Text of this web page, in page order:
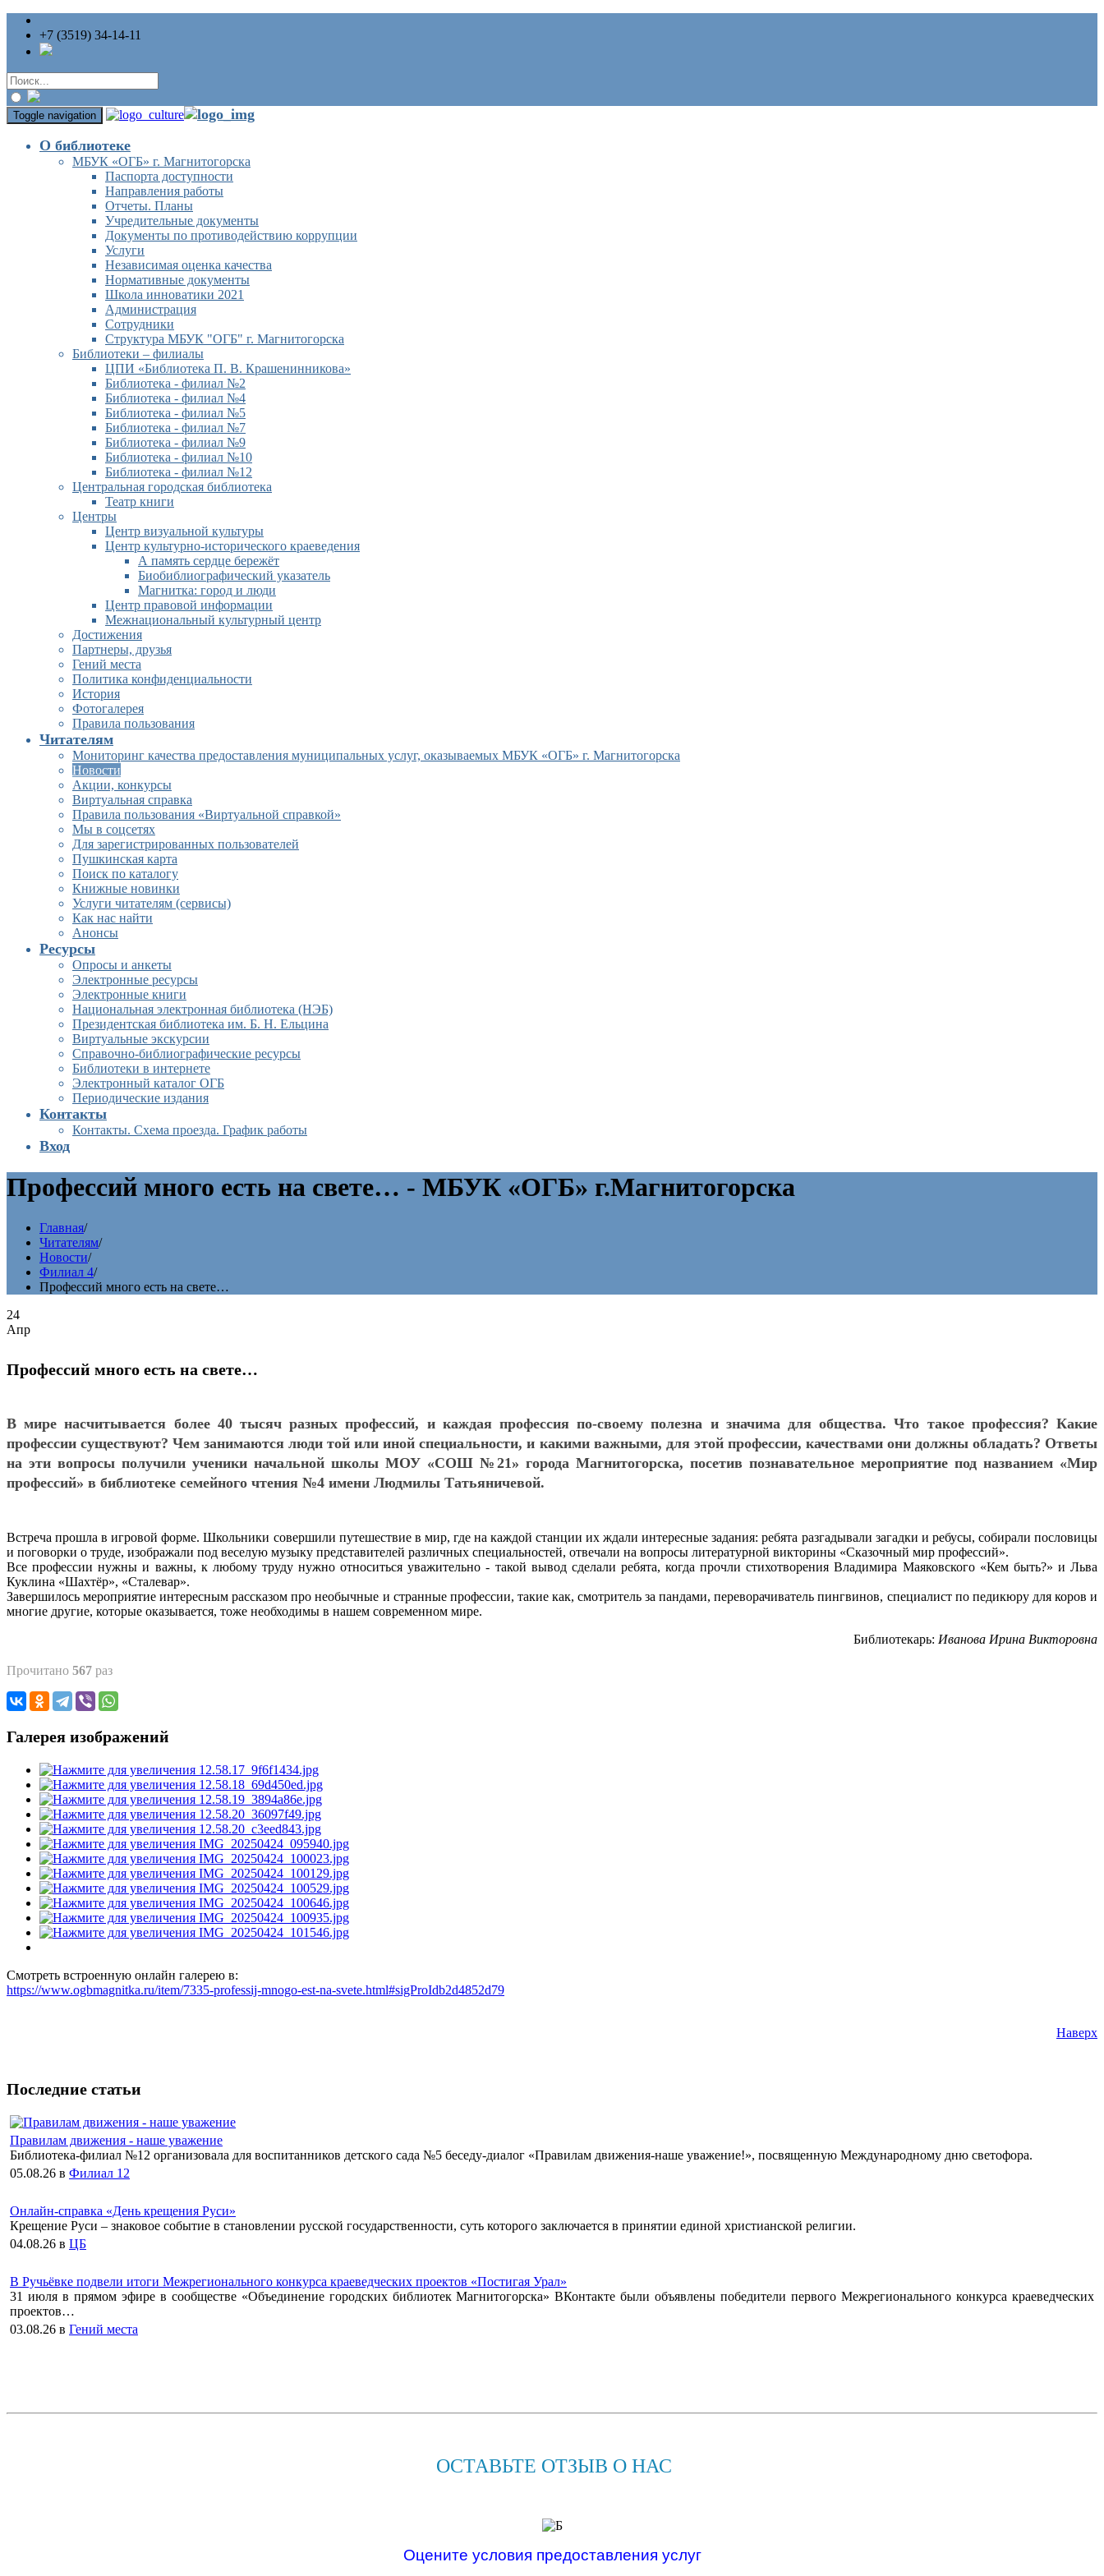
+7 (3519) 34-14-11
Toggle navigation
О библиотеке
МБУК «ОГБ» г. Магнитогорска
Паспорта доступности
Направления работы
Отчеты. Планы
Учредительные документы
Документы по противодействию коррупции
Услуги
Независимая оценка качества
Нормативные документы
Школа инноватики 2021
Администрация
Сотрудники
Структура МБУК "ОГБ" г. Магнитогорска
Библиотеки – филиалы
ЦПИ «Библиотека П. В. Крашенинникова»
Библиотека - филиал №2
Библиотека - филиал №4
Библиотека - филиал №5
Библиотека - филиал №7
Библиотека - филиал №9
Библиотека - филиал №10
Библиотека - филиал №12
Центральная городская библиотека
Театр книги
Центры
Центр визуальной культуры
Центр культурно-исторического краеведения
А память сердце бережёт
Биобиблиографический указатель
Магнитка: город и люди
Центр правовой информации
Межнациональный культурный центр
Достижения
Партнеры, друзья
Гений места
Политика конфиденциальности
История
Фотогалерея
Правила пользования
Читателям
Мониторинг качества предоставления муниципальных услуг, оказываемых МБУК «ОГБ» г. Магнитогорска
Новости
Акции, конкурсы
Виртуальная справка
Правила пользования «Виртуальной справкой»
Мы в соцсетях
Для зарегистрированных пользователей
Пушкинская карта
Поиск по каталогу
Книжные новинки
Услуги читателям (сервисы)
Как нас найти
Анонсы
Ресурсы
Опросы и анкеты
Электронные ресурсы
Электронные книги
Национальная электронная библиотека (НЭБ)
Президентская библиотека им. Б. Н. Ельцина
Виртуальные экскурсии
Справочно-библиографические ресурсы
Библиотеки в интернете
Электронный каталог ОГБ
Периодические издания
Контакты
Контакты. Схема проезда. График работы
Вход
Профессий много есть на свете… - МБУК «ОГБ» г.Магнитогорска
Главная/
Читателям/
Новости/
Филиал 4/
Профессий много есть на свете…
24
Апр
Профессий много есть на свете…
В мире насчитывается более 40 тысяч разных профессий, и каждая профессия по-своему полезна и значима для общества. Что такое профессия? Какие
профессии существуют? Чем занимаются люди той или иной специальности, и какими важными, для этой профессии, качествами они должны обладать? Ответы
на эти вопросы получили ученики начальной школы МОУ «СОШ №21» города Магнитогорска, посетив познавательное мероприятие под названием «Мир
профессий» в библиотеке семейного чтения №4 имени Людмилы Татьяничевой.
Встреча прошла в игровой форме. Школьники совершили путешествие в мир, где на каждой станции их ждали интересные задания: ребята разгадывали загадки и ребусы, собирали пословицы
и поговорки о труде, изображали под веселую музыку представителей различных специальностей, отвечали на вопросы литературной викторины «Сказочный мир профессий».
Все профессии нужны и важны, к любому труду нужно относиться уважительно - такой вывод сделали ребята, когда прочли стихотворения Владимира Маяковского «Кем быть?» и Льва
Куклина «Шахтёр», «Сталевар».
Завершилось мероприятие интересным рассказом про необычные и странные профессии, такие как, смотритель за пандами, переворачиватель пингвинов, специалист по педикюру для коров и
многие другие, которые оказывается, тоже необходимы в нашем современном мире.
Библиотекарь: Иванова Ирина Викторовна
Прочитано 567 раз
Галерея изображений
Смотреть встроенную онлайн галерею в:
https://www.ogbmagnitka.ru/item/7335-professij-mnogo-est-na-svete.html#sigProIdb2d4852d79
Наверх
Последние статьи
Правилам движения - наше уважение
Библиотека-филиал №12 организовала для воспитанников детского сада №5 беседу-диалог «Правилам движения-наше уважение!», посвященную Международному дню светофора.
05.08.26 в Филиал 12
Онлайн-справка «День крещения Руси»
Крещение Руси – знаковое событие в становлении русской государственности, суть которого заключается в принятии единой христианской религии.
04.08.26 в ЦБ
В Ручьёвке подвели итоги Межрегионального конкурса краеведческих проектов «Постигая Урал»
31 июля в прямом эфире в сообществе «Объединение городских библиотек Магнитогорска» ВКонтакте были объявлены победители первого Межрегионального конкурса краеведческих
проектов…
03.08.26 в Гений места
ОСТАВЬТЕ ОТЗЫВ О НАС
Оцените условия предоставления услуг